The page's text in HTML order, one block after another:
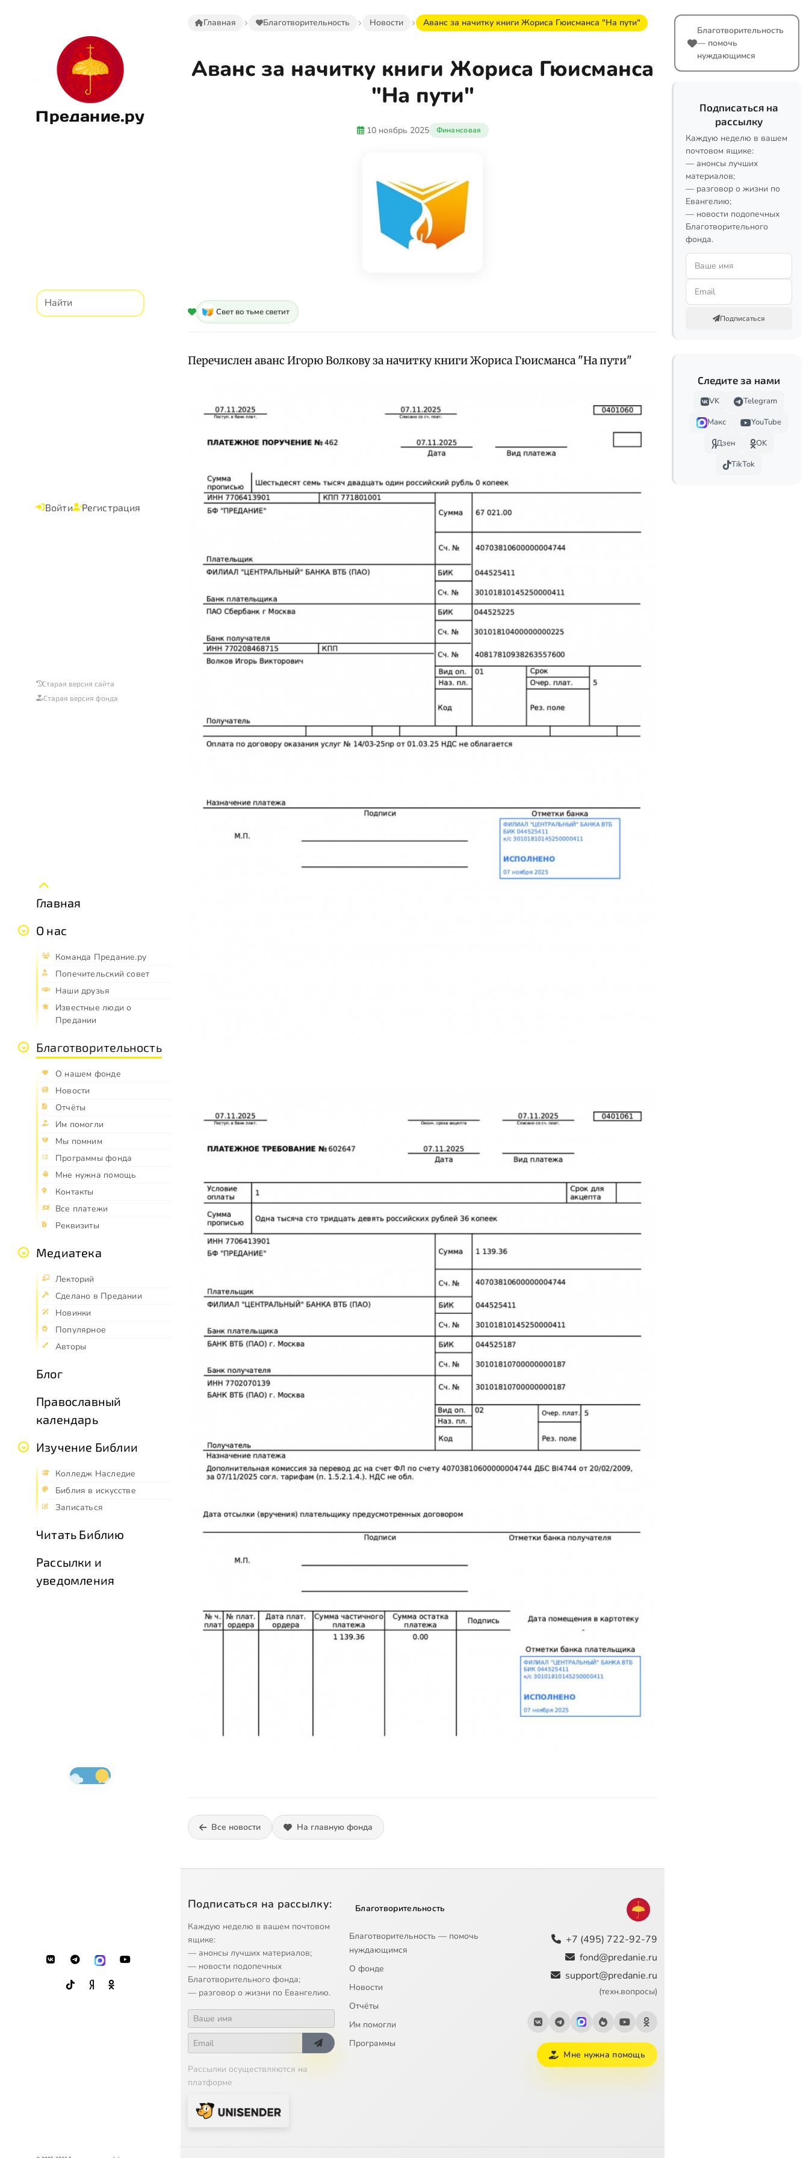
Предание.ру
Войти Регистрация
Старая версия сайта
Старая версия фонда
Главная
О нас
Команда Предание.ру
Попечительский совет
Наши друзья
Известные люди о
Предании
Благотворительность
О нашем фонде
Новости
Отчёты
Им помогли
Мы помним
Программы фонда
Мне нужна помощь
Контакты
Все платежи
Реквизиты
Медиатека
Лекторий
Сделано в Предании
Новинки
Популярное
Авторы
Блог
Православный
календарь
Изучение Библии
Колледж Наследие
Библия в искусстве
Записаться
Читать Библию
Рассылки и
уведомления
Главная Благотворительность Новости Аванс за начитку книги Жориса Гюисманса "На пути"
Аванс за начитку книги Жориса Гюисманса
"На пути"
10 ноябрь 2025 Финансовая
Свет во тьме светит
Перечислен аванс Игорю Волкову за начитку книги Жориса Гюисманса "На пути"
Все новости На главную фонда
Подписаться на рассылку:
Каждую неделю в вашем почтовом
ящике:
— анонсы лучших материалов;
— новости подопечных
Благотворительного фонда;
— разговор о жизни по Евангелию.
Рассылки осуществляются на
платформе
Благотворительность
Благотворительность — помочь
нуждающимся
О фонде
Новости
Отчёты
Им помогли
Программы
+7 (495) 722-92-79
fond@predanie.ru
support@predanie.ru
(техн.вопросы)
Мне нужна помощь
Благотворительность
— помочь
нуждающимся
Подписаться на
рассылку
Каждую неделю в вашем
почтовом ящике:
— анонсы лучших
материалов;
— разговор о жизни по
Евангелию;
— новости подопечных
Благотворительного
фонда.
Подписаться
Следите за нами
VK
Telegram
Макс
YouTube
Дзен
OK
TikTok